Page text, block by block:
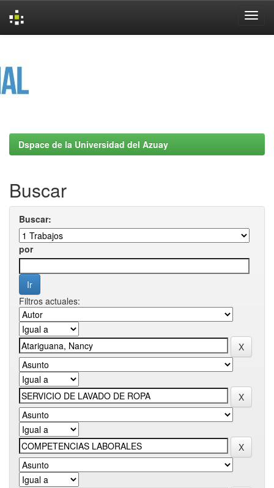
Dspace de la Universidad del Azuay
Buscar
Buscar:
por
Filtros actuales: